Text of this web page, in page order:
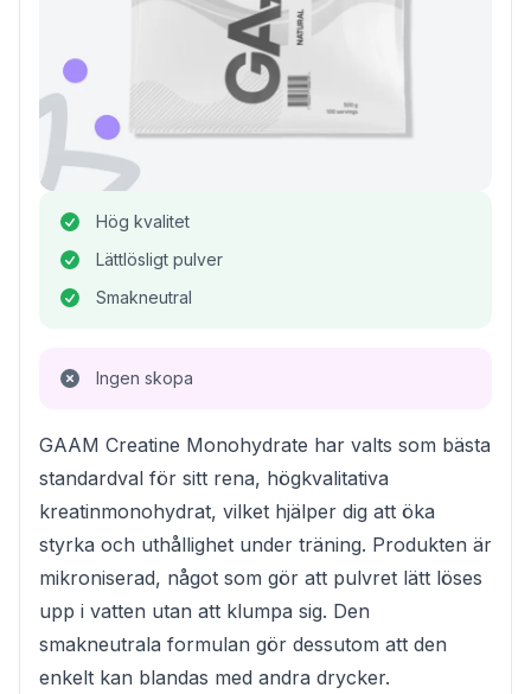
Hög kvalitet
Lättlösligt pulver
Smakneutral
Ingen skopa
GAAM Creatine Monohydrate har valts som bästa
standardval för sitt rena, högkvalitativa
kreatinmonohydrat, vilket hjälper dig att öka
styrka och uthållighet under träning. Produkten är
mikroniserad, något som gör att pulvret lätt löses
upp i vatten utan att klumpa sig. Den
smakneutrala formulan gör dessutom att den
enkelt kan blandas med andra drycker.